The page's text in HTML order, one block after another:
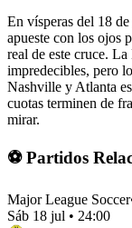
En vísperas del 18
apueste con los ojos
real de este cruce.
impredecibles, pero
Nashville y Atlanta
cuotas terminen de
mirar.
⚽ Partidos
Major League Soccer
Sáb 18 jul • 24:00